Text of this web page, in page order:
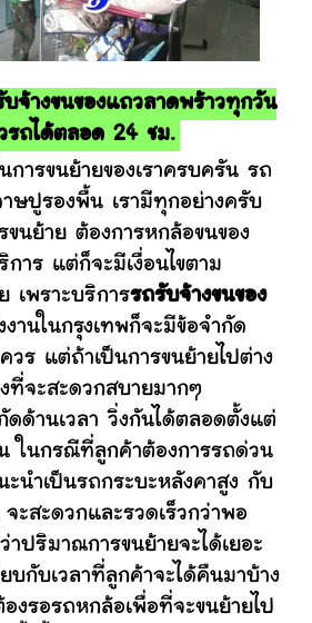
บจ้างขนของแถวลาดพร้าวทุกวัน
รถได้ตลอด 24 ชม.
นย้ายของเราครบครัน รถ
าษปูรองพื้น เรามีทุกอย่างครับ
ขนย้าย ต้องการหกล้อขนของ
าร แต่ก็จะมีเงื่อนไขตาม
เพราะบริการรถรับจ้างขนของ
งานในกรุงเทพก็จะมีข้อจำกัด
วร แต่ถ้าเป็นการขนย้ายไปต่าง
ที่จะสะดวกสบายมากๆ
ดด้านเวลา วิ่งกันได้ตลอดตั้งแต่
น ในกรณีที่ลูกค้าต้องการรถด่วน
ะนำเป็นรถกระบะหลังคาสูง กับ
ะสะดวกและรวดเร็วกว่าพอ
ปริมาณการขนย้ายจะได้เยอะ
บกับเวลาที่ลูกค้าจะได้คืนมาบ้าง
งรอรถหกล้อเพื่อที่จะขนย้ายไป